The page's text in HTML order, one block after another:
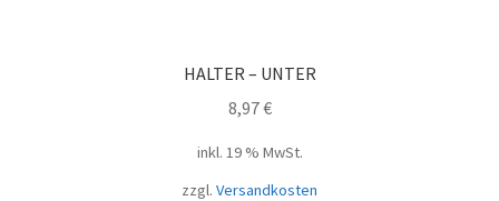
HALTER – UNTER
8,97€
inkl. 19 % MwSt.
zzgl. Versandkosten